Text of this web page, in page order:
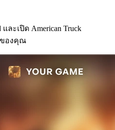
และเปิด American Truck
ของคุณ